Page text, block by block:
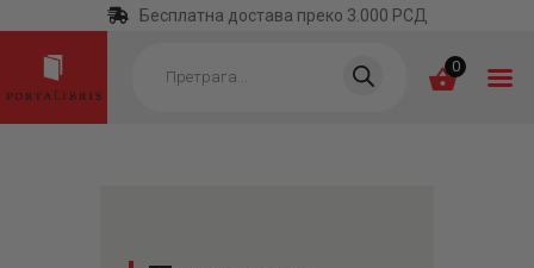
Бесплатна достава преко 3.000 РСД
search 0